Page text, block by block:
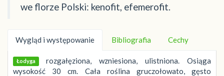
we florze Polski: kenofit, efemerofit.
Wygląd i występowanie Bibliografia Cechy
Łodyga rozgałęziona, wzniesiona, ulistniona. Osiąga
wysokość 30 cm. Cała roślina gruczołowato, gęsto